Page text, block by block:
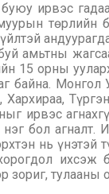
ирвэс
төрлийн
амьтны
15 орны
байна.
Хархираа,
ирвэс
бол
нь
ихсэж
зориг, тулааны